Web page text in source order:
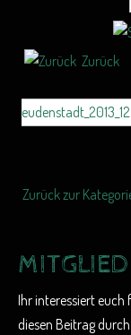
Zurück
Zurück zur
Ihr interessiert euch
diesen Beitrag durch.